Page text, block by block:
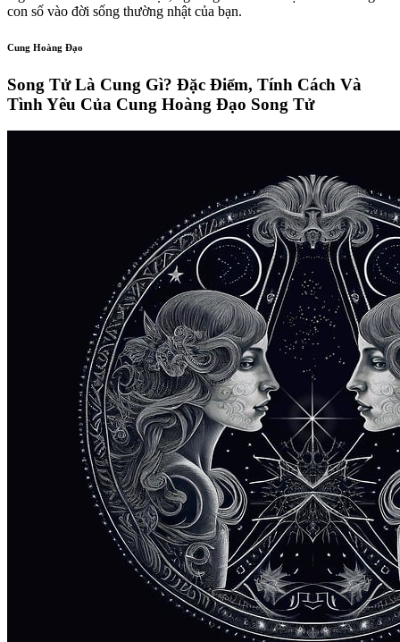
con số vào đời sống thường nhật của bạn.
Cung Hoàng Đạo
Song Tử Là Cung Gì? Đặc Điểm, Tính Cách Và
Tình Yêu Của Cung Hoàng Đạo Song Tử